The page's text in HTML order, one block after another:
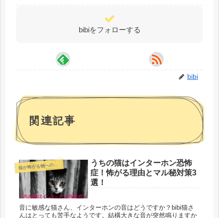
bibiをフォローする
bibi
関連記事
猫
が怖がる物への対処
うちの猫はインターホン恐怖
症！怖がる理由とマル秘対策3
選！
音に敏感な猫さん、インターホンの音はどうですか？bibi猫さ
んはとっても苦手なようです。結構大きな音が突然鳴りますか